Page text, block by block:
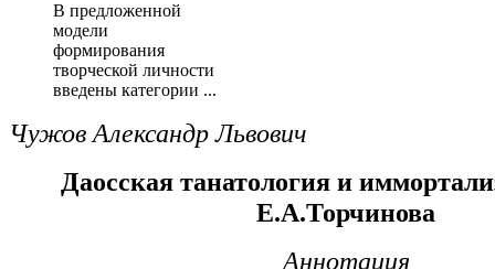
В предложенной
модели
формирования
творческой личности
введены категории ...
Чужов Александр Львович
Даосская танатология и
Е.А.Торчинова
Аннотация